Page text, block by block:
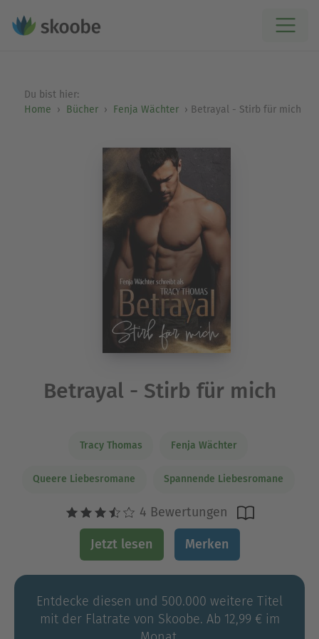
Du bist hier:
Home
Bücher Fenja Wächter Betrayal - Stirb für mich
Betrayal - Stirb für mich
Tracy Thomas Fenja Wächter
Queere Liebesromane Spannende Liebesromane
4 Bewertungen
Jetzt lesen Merken
Entdecke diesen und 500.000 weitere Titel
mit der Flatrate von Skoobe. Ab 12,99 € im